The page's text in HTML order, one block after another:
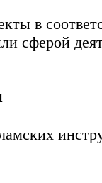
в
сферой